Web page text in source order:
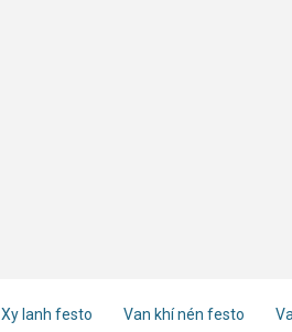
Xy lanh festo Van khí nén festo